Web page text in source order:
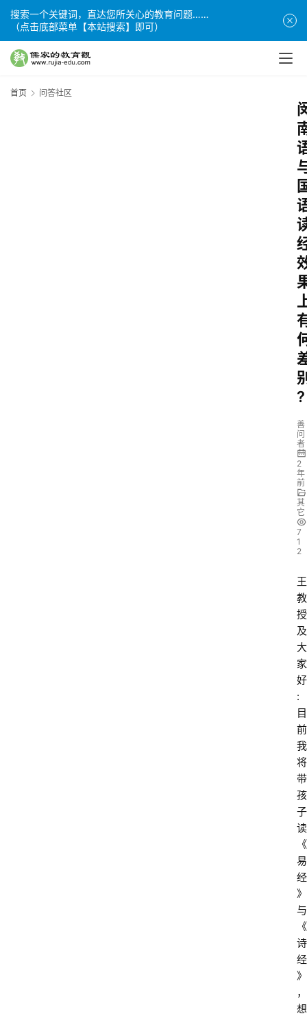
搜索一个关键词，直达您所关心的教育问题……
（点击底部菜单【本站搜索】即可）
首页 问答社区
?
善
问
者
2
年
前
其
它
7
1
2
王
教
授
及
大
家
好
:
目
前
我
将
带
孩
子
读
《
易
经
》
与
《
诗
经
》
，
想